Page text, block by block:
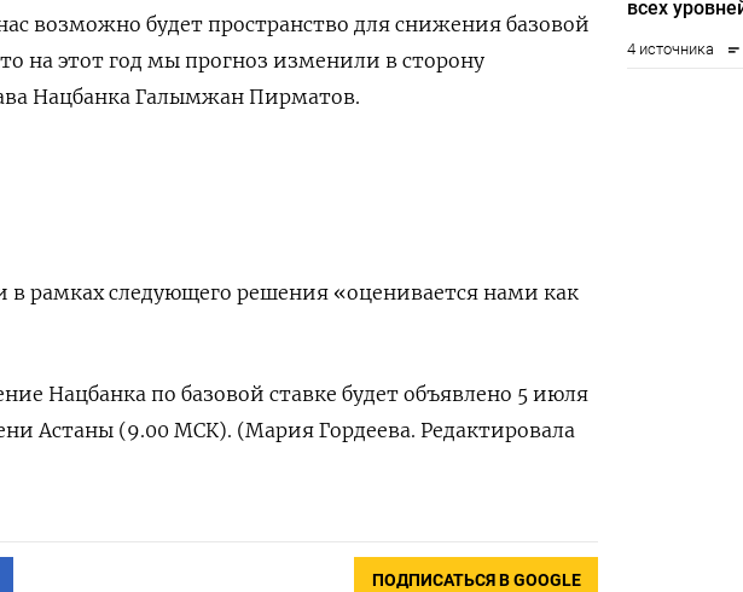
возможно будет пространство для снижения базовой
на этот год мы прогноз изменили в сторону
Нацбанка Галымжан Пирматов.
в рамках следующего решения «оценивается нами как
Нацбанка по базовой ставке будет объявлено 5 июля
Астаны (9.00 МСК). (Мария Гордеева. Редактировала
ПОДПИСАТЬСЯ В GOOGLE